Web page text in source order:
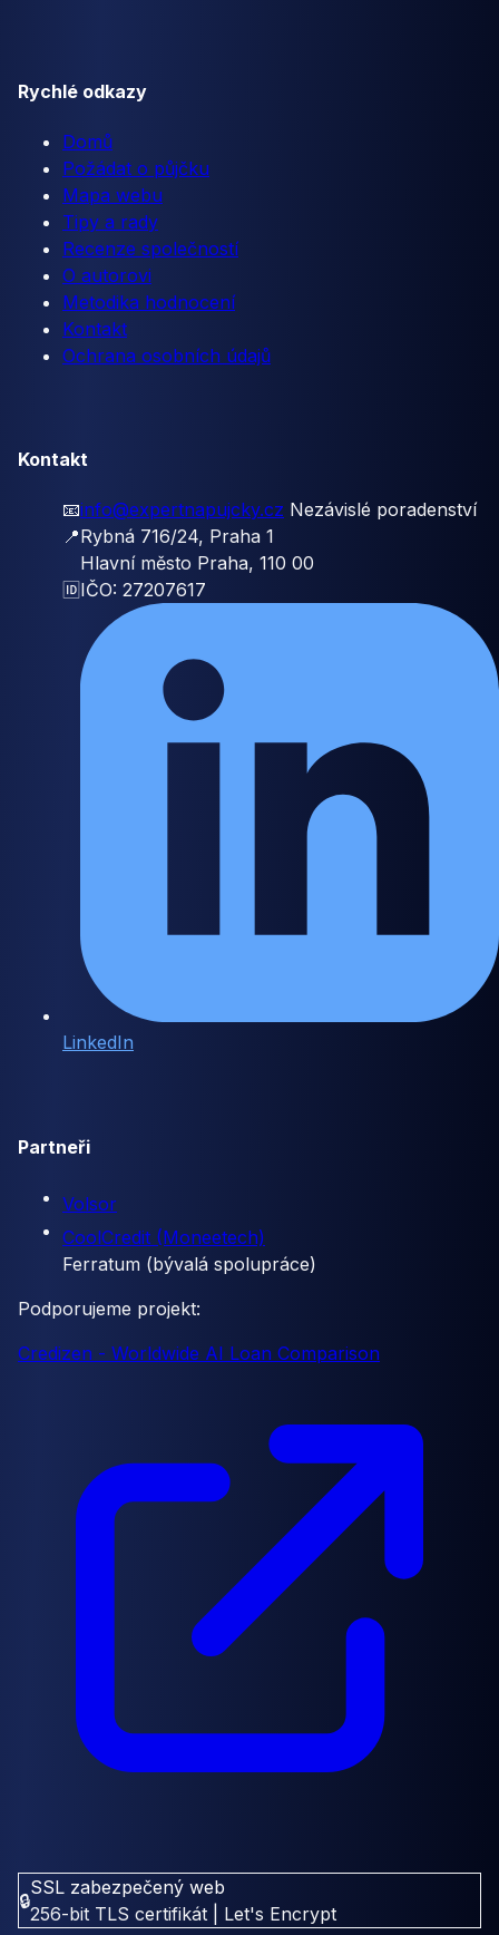
Rychlé odkazy
Domů
Požádat o půjčku
Mapa webu
Tipy a rady
Recenze společností
O autorovi
Metodika hodnocení
Kontakt
Ochrana osobních údajů
Kontakt
📧info@expertnapujcky.cz Nezávislé poradenství
📍Rybná 716/24, Praha 1
Hlavní město Praha, 110 00
🆔 IČO: 27207617
LinkedIn
Partneři
Volsor
CoolCredit (Moneetech)
Ferratum (bývalá spolupráce)
Podporujeme projekt:
Credizen - Worldwide AI Loan Comparison
🔒
SSL zabezpečený web
256-bit TLS certifikát | Let's Encrypt